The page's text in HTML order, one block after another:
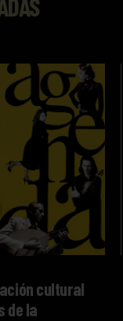
cultural
de la